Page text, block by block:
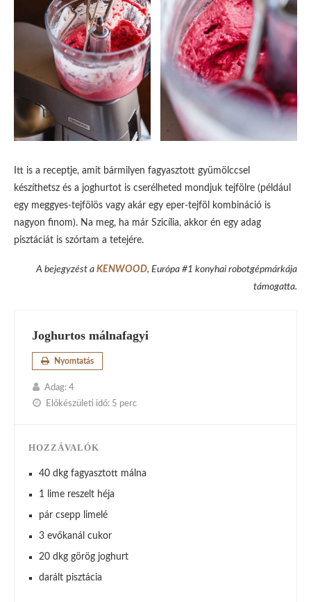
Itt is a receptje, amit bármilyen fagyasztott gyümölccsel
készíthetsz és a joghurtot is cserélheted mondjuk tejfölre (például
egy meggyes-tejfölös vagy akár egy eper-tejföl kombináció is
nagyon finom). Na meg, ha már Szicília, akkor én egy adag
pisztáciát is szórtam a tetejére.
A bejegyzést a KENWOOD, Európa #1 konyhai robotgépmárkája
támogatta.
Joghurtos málnafagyi
Nyomtatás
Adag: 4
Előkészületi idő: 5 perc
HOZZÁVALÓK
40 dkg fagyasztott málna
1 lime reszelt héja
pár csepp limelé
3 evőkanál cukor
20 dkg görög joghurt
darált pisztácia